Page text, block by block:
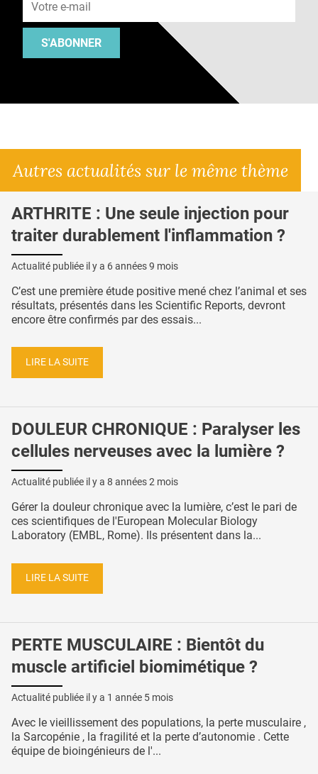
S'ABONNER
Autres actualités sur le même thème
ARTHRITE : Une seule injection pour
traiter durablement l'inflammation ?
Actualité publiée il y a 6 années 9 mois
C’est une première étude positive mené chez l’animal et ses
résultats, présentés dans les Scientific Reports, devront
encore être confirmés par des essais...
LIRE LA SUITE
DOULEUR CHRONIQUE : Paralyser les
cellules nerveuses avec la lumière ?
Actualité publiée il y a 8 années 2 mois
Gérer la douleur chronique avec la lumière, c’est le pari de
ces scientifiques de l'European Molecular Biology
Laboratory (EMBL, Rome). Ils présentent dans la...
LIRE LA SUITE
PERTE MUSCULAIRE : Bientôt du
muscle artificiel biomimétique ?
Actualité publiée il y a 1 année 5 mois
Avec le vieillissement des populations, la perte musculaire ,
la Sarcopénie , la fragilité et la perte d’autonomie . Cette
équipe de bioingénieurs de l'...